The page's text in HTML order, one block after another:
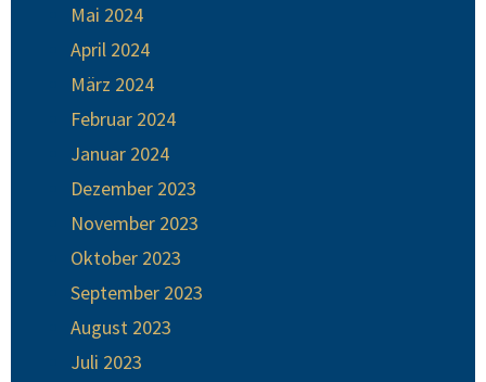
Mai 2024
April 2024
März 2024
Februar 2024
Januar 2024
Dezember 2023
November 2023
Oktober 2023
September 2023
August 2023
Juli 2023